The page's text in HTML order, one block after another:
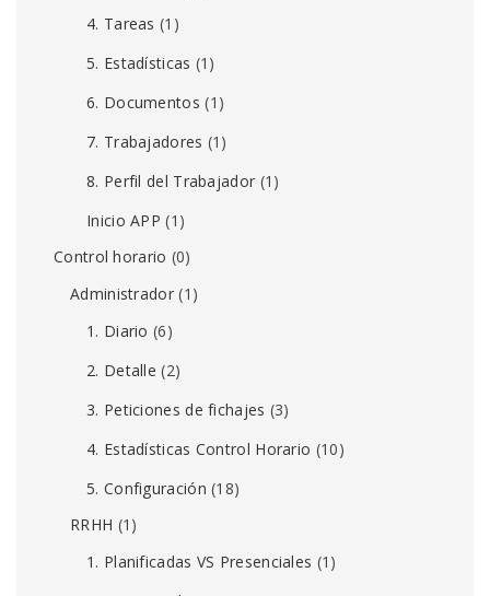
4. Tareas (1)
5. Estadísticas (1)
6. Documentos (1)
7. Trabajadores (1)
8. Perfil del Trabajador (1)
Inicio APP (1)
Control horario (0)
Administrador(1)
1. Diario (6)
2. Detalle (2)
3. Peticiones de fichajes (3)
4. Estadísticas Control Horario (10)
5. Configuración (18)
RRHH (1)
1. Planificadas VS Presenciales (1)